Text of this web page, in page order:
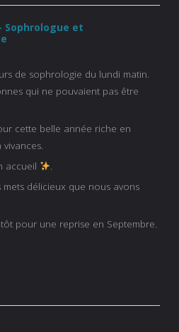
Sophrologue et
de sophrologie du lundi matin.
qui ne pouvaient pas être
cette belle année riche en
accueil
.
délicieux que nous avons
pour une reprise en Septembre.